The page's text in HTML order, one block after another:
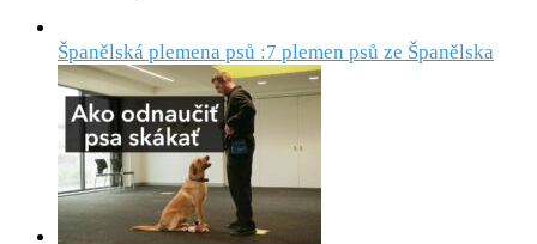
Španělská plemena psů :7 plemen psů ze Španělska